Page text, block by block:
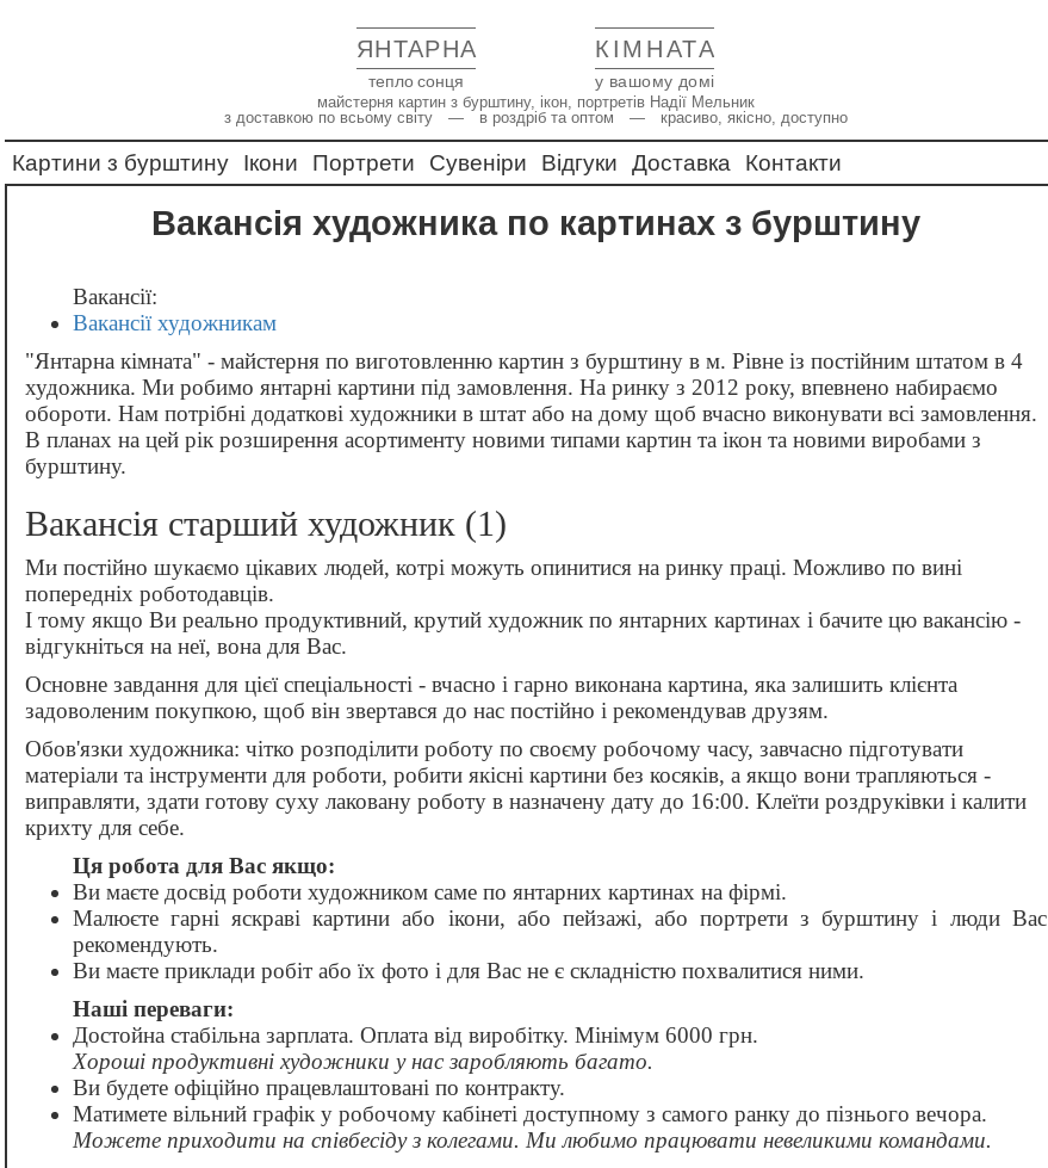
ЯНТАРНА КІМНАТА
тепло сонця у вашому домі
майстерня картин з бурштину, ікон, портретів Надії Мельник
з доставкою по всьому світу — в роздріб та оптом — красиво, якісно, доступно
Картини з бурштину Ікони Портрети Сувеніри Відгуки Доставка Контакти
Вакансія художника по картинах з бурштину
Вакансії:
Вакансії художникам
"Янтарна кімната" - майстерня по виготовленню картин з бурштину в м. Рівне із постійним штатом в 4
художника. Ми робимо янтарні картини під замовлення. На ринку з 2012 року, впевнено набираємо
обороти. Нам потрібні додаткові художники в штат або на дому щоб вчасно виконувати всі замовлення.
В планах на цей рік розширення асортименту новими типами картин та ікон та новими виробами з
бурштину.
Вакансія старший художник (1)
Ми постійно шукаємо цікавих людей, котрі можуть опинитися на ринку праці. Можливо по вині
попередніх роботодавців.
І тому якщо Ви реально продуктивний, крутий художник по янтарних картинах і бачите цю вакансію -
відгукніться на неї, вона для Вас.
Основне завдання для цієї спеціальності - вчасно і гарно виконана картина, яка залишить клієнта
задоволеним покупкою, щоб він звертався до нас постійно і рекомендував друзям.
Обов'язки художника: чітко розподілити роботу по своєму робочому часу, завчасно підготувати
матеріали та інструменти для роботи, робити якісні картини без косяків, а якщо вони трапляються -
виправляти, здати готову суху лаковану роботу в назначену дату до 16:00. Клеїти роздруківки і калити
крихту для себе.
Ця робота для Вас якщо:
Ви маєте досвід роботи художником саме по янтарних картинах на фірмі.
Малюєте гарні яскраві картини або ікони, або пейзажі, або портрети з бурштину і люди Вас
рекомендують.
Ви маєте приклади робіт або їх фото і для Вас не є складністю похвалитися ними.
Наші переваги:
Достойна стабільна зарплата. Оплата від виробітку. Мінімум 6000 грн.
Хороші продуктивні художники у нас заробляють багато.
Ви будете офіційно працевлаштовані по контракту.
Матимете вільний графік у робочому кабінеті доступному з самого ранку до пізнього вечора.
Можете приходити на співбесіду з колегами. Ми любимо працювати невеликими командами.